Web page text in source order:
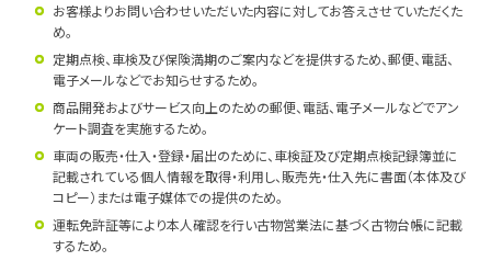
お客様よりお問い合わせいただいた内容に対してお答えさせていただくた
め。
定期点検、車検及び保険満期のご案内などを提供するため、郵便、電話、
電子メールなどでお知らせするため。
商品開発およびサービス向上のための郵便、電話、電子メールなどでアン
ケート調査を実施するため。
車両の販売・仕入・登録・届出のために、車検証及び定期点検記録簿並に
記載されている個人情報を取得・利用し、販売先・仕入先に書面（本体及び
コピー）または電子媒体での提供のため。
運転免許証等により本人確認を行い古物営業法に基づく古物台帳に記載
するため。